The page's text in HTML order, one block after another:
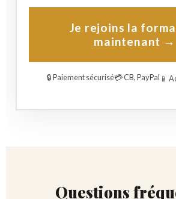
Je rejoins la
maintenant →
🔒 Paiement sécurisé💳 CB, PayPal 📱
Questions